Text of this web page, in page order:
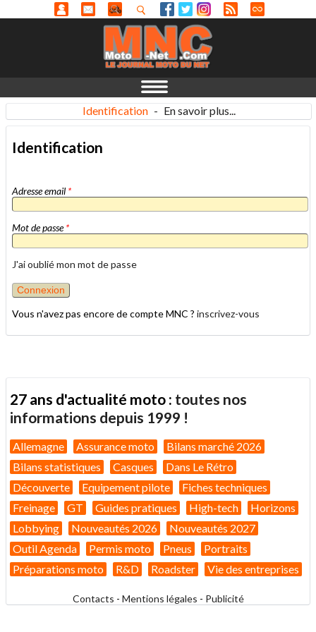
Identification - En savoir plus...
Identification
Adresse email *
Mot de passe*
J'ai oublié mon mot de passe
Vous n'avez pas encore de compte MNC ? inscrivez-vous
27 ans d'actualité moto : toutes nos
informations depuis 1999 !
Allemagne Assurance moto
Bilans marché 2026
Bilans statistiques
Casques
Dans Le Rétro
Découverte
Equipement pilote
Fiches techniques
Freinage
GT Guides pratiques High-tech
Horizons
Lobbying
Nouveautés 2026
Nouveautés 2027
Outil Agenda
Permis moto Pneus
Portraits
Préparations moto
R&D Roadster Vie des entreprises
Contacts - Mentions légales - Publicité